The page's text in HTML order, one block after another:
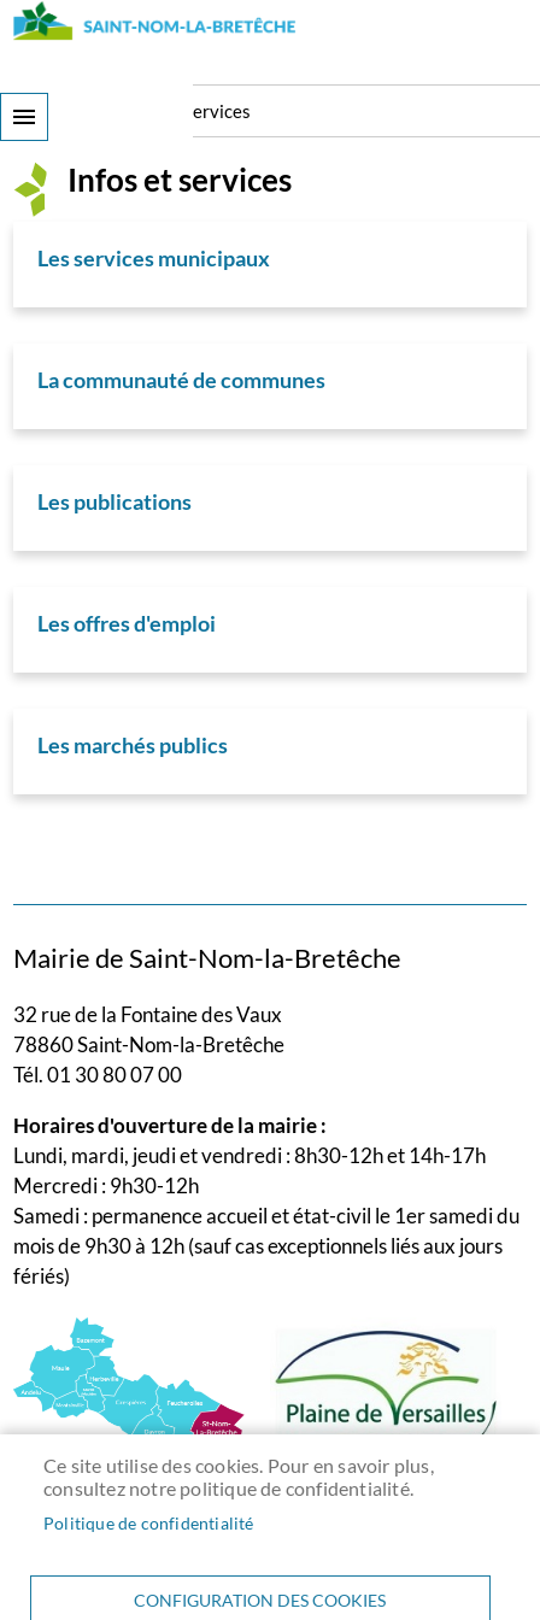
Aller
Ma Ville Infos et services
Infos et services
Les services municipaux
La communauté de communes
Les publications
Les offres d'emploi
Les marchés publics
Mairie de Saint-Nom-la-Bretêche
32 rue de la Fontaine des Vaux
78860 Saint-Nom-la-Bretêche
Tél. 01 30 80 07 00
Horaires d'ouverture de la mairie :
Lundi, mardi, jeudi et vendredi : 8h30-12h et 14h-17h
Mercredi : 9h30-12h
Samedi : permanence accueil et état-civil le 1er samedi du
mois de 9h30 à 12h (sauf cas exceptionnels liés aux jours
fériés)
Ce site utilise des cookies. Pour en savoir plus,
consultez notre politique de confidentialité.
Politique de confidentialité
CONFIGURATION DES COOKIES